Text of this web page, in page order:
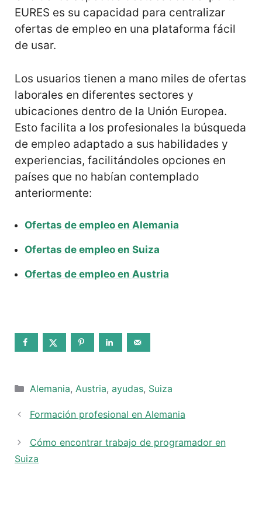
EURES es su capacidad para centralizar
ofertas de empleo en una plataforma fácil
de usar.
Los usuarios tienen a mano miles de ofertas
laborales en diferentes sectores y
ubicaciones dentro de la Unión Europea.
Esto facilita a los profesionales la búsqueda
de empleo adaptado a sus habilidades y
experiencias, facilitándoles opciones en
países que no habían contemplado
anteriormente:
Ofertas de empleo en Alemania
Ofertas de empleo en Suiza
Ofertas de empleo en Austria
Categorías
Alemania, Austria, ayudas, Suiza
Formación profesional en Alemania
Cómo encontrar trabajo de programador en
Suiza